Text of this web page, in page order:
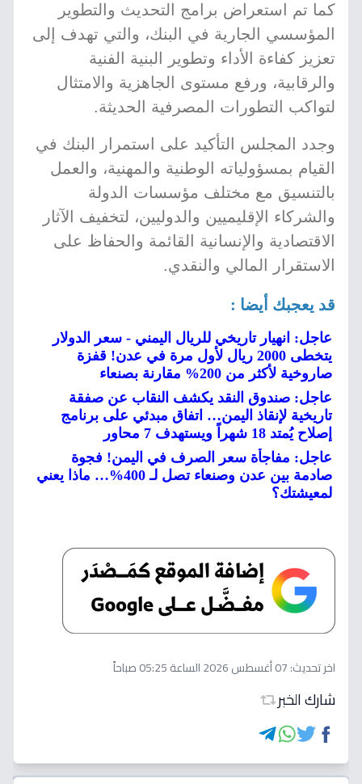
كما تم استعراض برامج التحديث والتطوير
المؤسسي الجارية في البنك، والتي تهدف إلى
تعزيز كفاءة الأداء وتطوير البنية الفنية
والرقابية، ورفع مستوى الجاهزية والامتثال
لتواكب التطورات المصرفية الحديثة.
وجدد المجلس التأكيد على استمرار البنك في
القيام بمسؤولياته الوطنية والمهنية، والعمل
بالتنسيق مع مختلف مؤسسات الدولة
والشركاء الإقليميين والدوليين، لتخفيف الآثار
الاقتصادية والإنسانية القائمة والحفاظ على
الاستقرار المالي والنقدي.
قد يعجبك أيضا :
عاجل: انهيار تاريخي للريال اليمني - سعر الدولار
يتخطى 2000 ريال لأول مرة في عدن! قفزة
صاروخية لأكثر من 200% مقارنة بصنعاء
عاجل: صندوق النقد يكشف النقاب عن صفقة
تاريخية لإنقاذ اليمن… اتفاق مبدئي على برنامج
إصلاح يُمتد 18 شهراً ويستهدف 7 محاور
عاجل: مفاجأة سعر الصرف في اليمن! فجوة
صادمة بين عدن وصنعاء تصل لـ 400%… ماذا يعني
لمعيشتك؟
اخر تحديث:07 أغسطس 2026 الساعة 05:25 صباحاً
شارك الخبر